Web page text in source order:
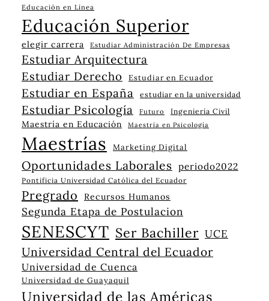
Educación en Línea
Educación Superior
elegir carrera Estudiar Administración De Empresas
Estudiar Arquitectura
Estudiar Derecho
Estudiar en Ecuador
Estudiar en España estudiar en la universidad
Estudiar Psicología Futuro Ingeniería Civil
Maestría en Educación Maestría en Psicología
Maestrías Marketing Digital
Oportunidades Laborales periodo2022
Pontificia Universidad Católica del Ecuador
Pregrado Recursos Humanos
Segunda Etapa de Postulacion
SENESCYT Ser Bachiller UCE
Universidad Central del Ecuador
Universidad de Cuenca
Universidad de Guayaquil
Universidad de las Américas